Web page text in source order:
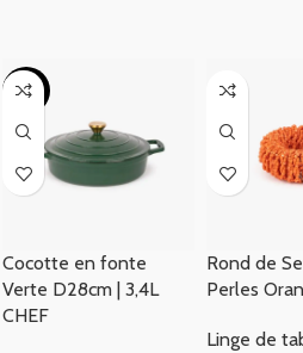
-44%
Cocotte en fonte
Verte D28cm | 3,4L
CHEF
Rond de
Perles
Linge de